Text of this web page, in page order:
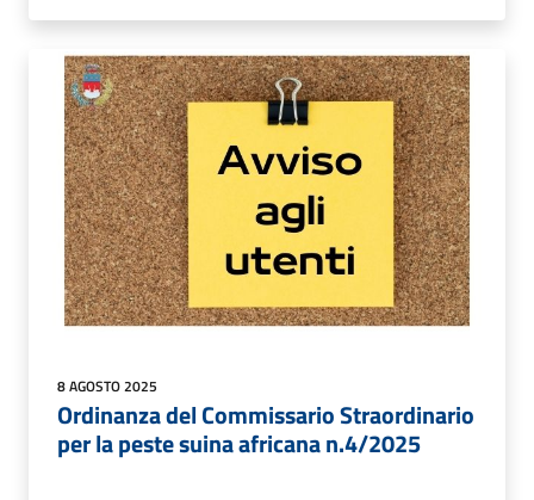
8 AGOSTO 2025
Ordinanza del Commissario Straordinario
per la peste suina africana n.4/2025